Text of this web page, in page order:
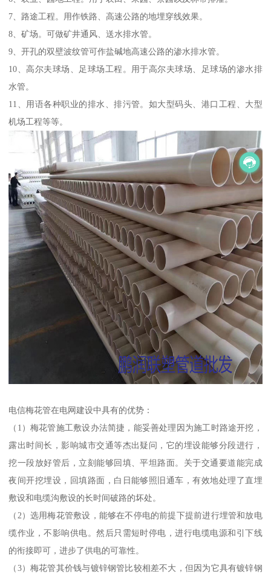
7、路途工程。用作铁路、高速公路的地埋穿线效果。
8、矿场。可做矿井通风、送水排水管。
9、开孔的双壁波纹管可作盐碱地高速公路的渗水排水管。
10、高尔夫球场、足球场工程。用于高尔夫球场、足球场的渗水排
水管。
11、用语各种职业的排水、排污管。如大型码头、港口工程、大型
机场工程等等。
电信梅花管在电网建设中具有的优势：
（1）梅花管施工敷设办法简捷，能妥善处理因为施工时路途开挖，
露出时间长，影响城市交通等杰出疑问，它的埋设能够分段进行，
挖一段放好管后，立刻能够回填、平坦路面。关于交通要道能完成
夜间开挖埋设，回填路面，白日能够照旧通车，有效地处理了直埋
敷设和电缆沟敷设的长时间破路的坏处。
（2）选用梅花管敷设，能够在不停电的前提下提前进行埋管和放电
缆作业，不影响供电。然后只需短时停电，进行电缆电源和引下线
的衔接即可，进步了供电的可靠性。
（3）梅花管其价钱与镀锌钢管比较相差不大，但因为它具有镀锌钢